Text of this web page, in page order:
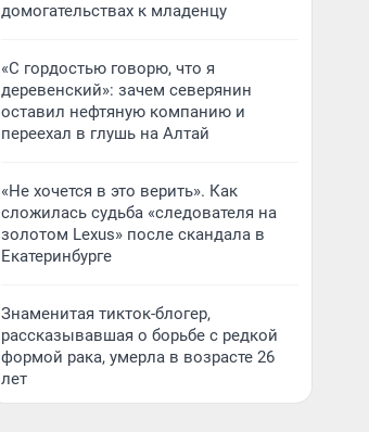
домогательствах к младенцу
«С гордостью говорю, что я
деревенский»: зачем северянин
оставил нефтяную компанию и
переехал в глушь на Алтай
«Не хочется в это верить». Как
сложилась судьба «следователя на
золотом Lexus» после скандала в
Екатеринбурге
Знаменитая тикток-блогер,
рассказывавшая о борьбе с редкой
формой рака, умерла в возрасте 26
лет